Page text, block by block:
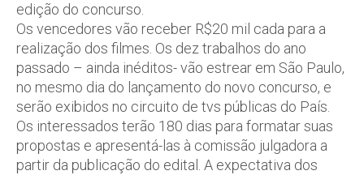
edição do concurso.
Os vencedores vão receber R$20 mil cada para a
realização dos filmes. Os dez trabalhos do ano
passado – ainda inéditos- vão estrear em São Paulo,
no mesmo dia do lançamento do novo concurso, e
serão exibidos no circuito de tvs públicas do País.
Os interessados terão 180 dias para formatar suas
propostas e apresentá-las à comissão julgadora a
partir da publicação do edital. A expectativa dos